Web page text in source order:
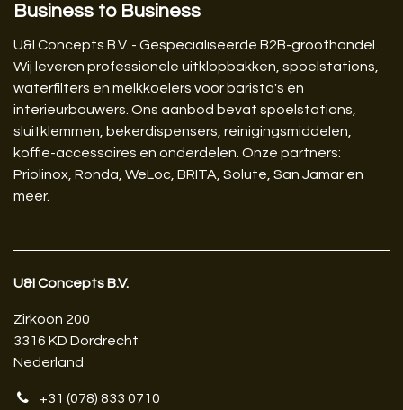
Business to Business
U&I Concepts B.V. - Gespecialiseerde B2B-groothandel.
Wij leveren professionele uitklopbakken, spoelstations,
waterfilters en melkkoelers voor barista's en
interieurbouwers. Ons aanbod bevat spoelstations,
sluitklemmen, bekerdispensers, reinigingsmiddelen,
koffie-accessoires en onderdelen. Onze partners:
Priolinox, Ronda, WeLoc, BRITA, Solute, San Jamar en
meer.
U&I Concepts B.V.​
Zirkoon 200
3316 KD Dordrecht
Nederland
+31 (078) 833 0710